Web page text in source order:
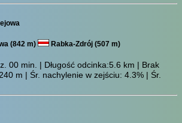
(842 m) Rabka-Zdrój (507 m)
00 min.
| Długość odcinka:5.6 km | Brak
m | Śr. nachylenie w zejściu: 4.3% | Śr.